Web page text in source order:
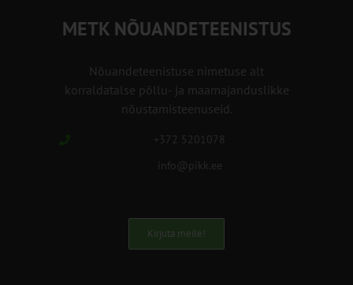
METK NÕUANDETEENISTUS
Nõuandeteenistuse nimetuse alt
korraldatalse põllu- ja maamajanduslikke
nõustamisteenuseid.
+372 5201078
info@pikk.ee
Kirjuta meile!